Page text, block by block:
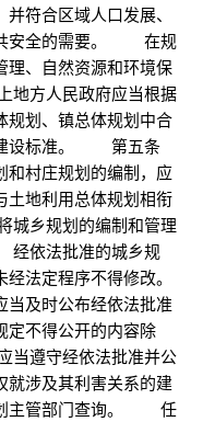
符合区域人口发展、
共安全的需要。 在规
理、自然资源和环境保
方人民政府应当根据
规划、镇总体规划中合
建设标准。 第五条
和村庄规划的编制，应
土地利用总体规划相衔
乡规划的编制和管理
依法批准的城乡规
法定程序不得修改。
及时公布经依法批准
定不得公开的内容除
遵守经依法批准并公
就涉及其利害关系的建
划主管部门查询。 任